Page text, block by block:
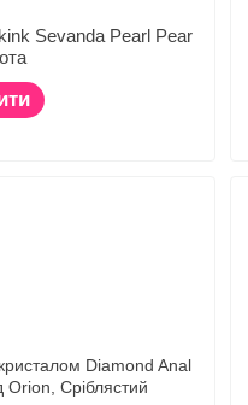
Sevanda Pearl Pear